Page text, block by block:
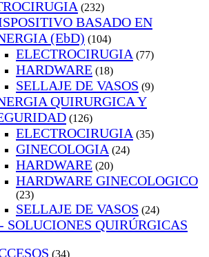
(232)
BASADO EN
(EbD) (104)
ELECTROCIRUGIA (77)
HARDWARE (18)
SELLAJE DE VASOS (9)
QUIRURGICA Y
(126)
ELECTROCIRUGIA (35)
GINECOLOGIA (24)
HARDWARE (20)
HARDWARE GINECOLOGICO
(23)
SELLAJE DE VASOS (24)
SOLUCIONES QUIRÚRGICAS
(34)